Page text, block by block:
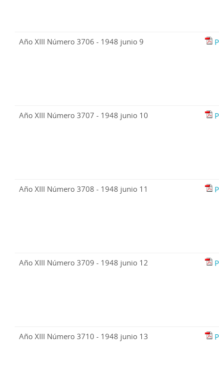
Año XIII Número 3706 - 1948 junio 9
Año XIII Número 3707 - 1948 junio 10
Año XIII Número 3708 - 1948 junio 11
Año XIII Número 3709 - 1948 junio 12
Año XIII Número 3710 - 1948 junio 13